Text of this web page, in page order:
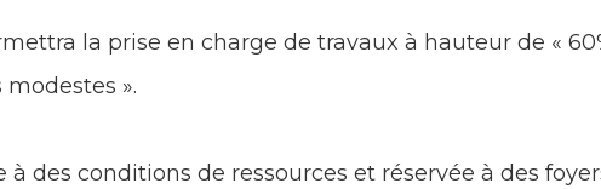
la prise en charge de travaux à hauteur de «
».
des conditions de ressources et réservée à des